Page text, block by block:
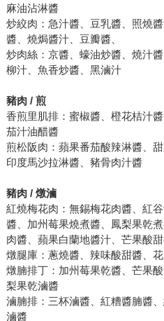
麻油沾淋醬
炒絞肉：急汁醬、豆乳醬、照燒
醬、燒焗醬汁、豆瓣醬、
炒肉絲：京醬、蠔油炒醬、燒汁
柳汁、魚香炒醬、黑滷汁
豬肉 / 煎
香煎里肌排：蜜椒醬、橙花桔汁
茄汁油醋醬
煎松阪肉：蘋果番茄酸辣淋醬、
印度馬沙拉淋醬、豬骨肉汁醬
豬肉 / 燉滷
紅燒梅花肉：無錫梅花肉醬、紅
醬、加州莓果燒煮醬、鳳梨果乾
肉醬、蘋果白蘭地醬汁、芒果酸
燉腿庫：蔥燒醬、辣味酸甜醬、
燉腩排丁：加州莓果乾醬、芒果
梨果乾滷醬
滷腩排：三杯滷醬、紅糟醬腩醬
滷醬